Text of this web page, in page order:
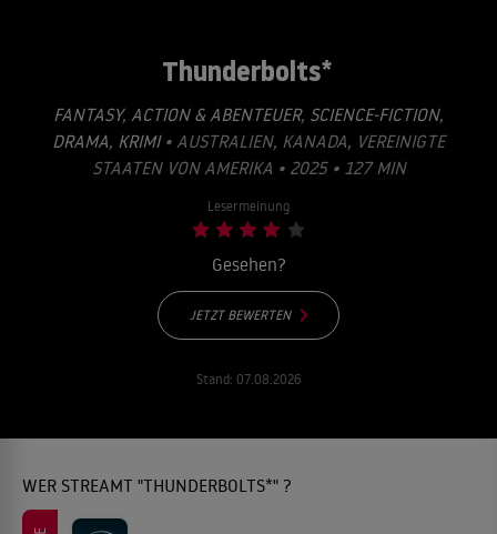
Thunderbolts*
FANTASY, ACTION & ABENTEUER, SCIENCE-FICTION,
DRAMA, KRIMI• AUSTRALIEN, KANADA, VEREINIGTE
STAATEN VON AMERIKA • 2025 • 127 MIN
Lesermeinung
Gesehen?
JETZT BEWERTEN
Stand: 07.08.2026
WER STREAMT "THUNDERBOLTS*" ?